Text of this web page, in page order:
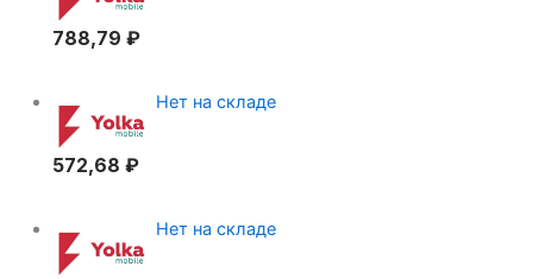
788,79 ₽
Нет на складе
572,68 ₽
Нет на складе